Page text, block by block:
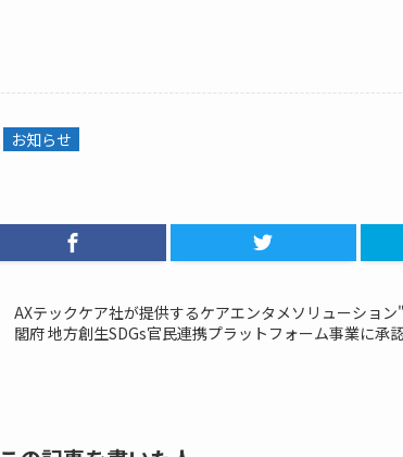
お知らせ
AXテックケア社が提供するケアエンタメソリューショ
閣府 地方創生SDGs官民連携プラットフォーム事業に承